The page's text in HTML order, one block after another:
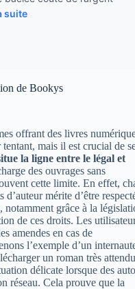
suite
de Bookys
offrant des livres
mais il est crucial de
la ligne entre le légal et
des ouvrages sans
cette limite. En effet,
mérite d’être
notamment grâce à la
de ces droits. Les
amendes en cas de
l’exemple d’un
un roman très
délicate lorsque des
réseau. Cela prouve que la